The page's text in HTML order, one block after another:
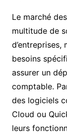
Le marché
multitude de
d’entreprises,
besoins
assurer un
comptable.
des logiciels
Cloud ou
leurs